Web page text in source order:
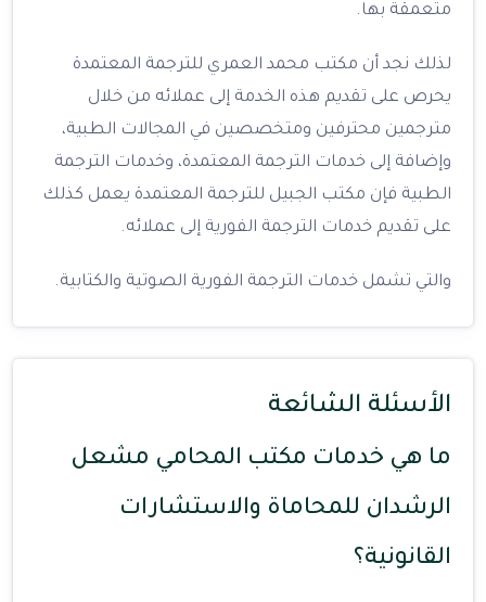
متعمقة بها.
لذلك نجد أن مكتب محمد العمري للترجمة المعتمدة
يحرص على تقديم هذه الخدمة إلى عملائه من خلال
مترجمين محترفين ومتخصصين في المجالات الطبية،
وإضافة إلى خدمات الترجمة المعتمدة، وخدمات الترجمة
الطبية فإن مكتب الجبيل للترجمة المعتمدة يعمل كذلك
على تقديم خدمات الترجمة الفورية إلى عملائه.
والتي تشمل خدمات الترجمة الفورية الصوتية والكتابية.
الأسئلة الشائعة
ما هي خدمات مكتب المحامي مشعل
الرشدان للمحاماة والاستشارات
القانونية؟